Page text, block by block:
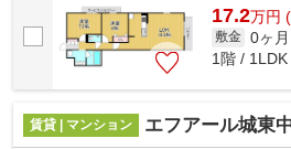
17.2万円
敷金 0ヶ月
1階 /
賃貸 | マンション エフアール城東中央